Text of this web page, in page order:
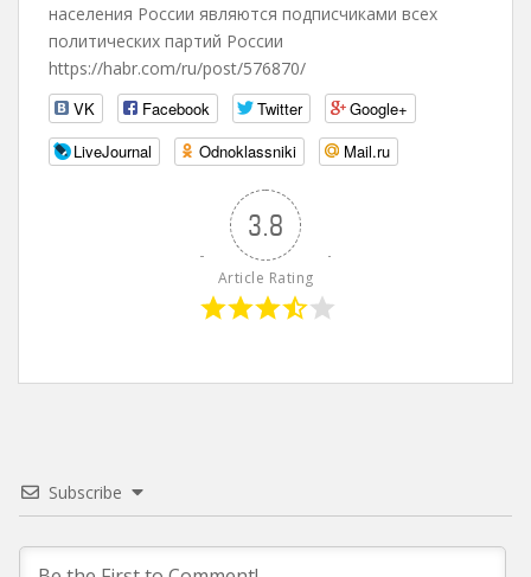
населения России являются подписчиками всех
политических партий России
https://habr.com/ru/post/576870/
VK
Facebook Twitter
Google+
LiveJournal
Odnoklassniki Mail.ru
3.8
Article Rating
Subscribe